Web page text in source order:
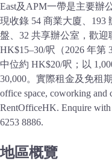
East及APM一帶是主要辦
現收錄 54 商業大廈、193
盤、32 共享辦公室，歡迎
HK$15–30/呎（2026 年第
中位約 HK$20/呎；以
30,000。實際租金及免租
office space, coworking and
RentOfficeHK. Enquire with
6253 8886.
地區概覽